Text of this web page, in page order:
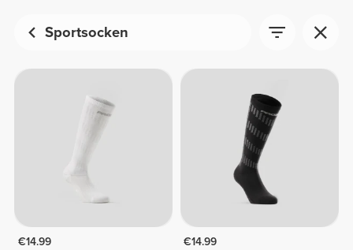
Sportsocken
€14.99
€14.99